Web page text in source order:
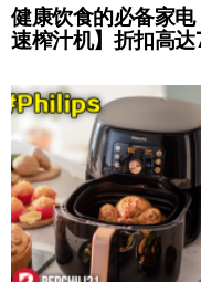
健康饮食的必备家
速榨汁机】折扣高达